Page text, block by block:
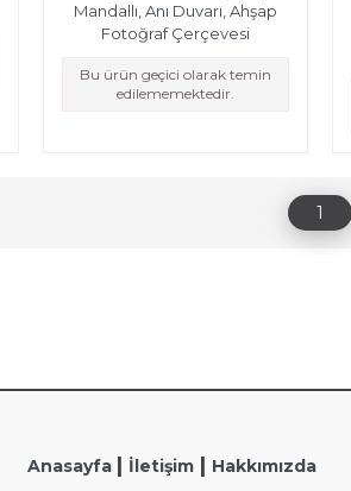
Mandallı, Anı Duvarı, Ahşap
Fotoğraf Çerçevesi
Bu ürün geçici olarak temin
edilememektedir.
1
Anasayfa | İletişim| Hakkımızda